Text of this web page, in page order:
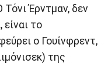
Έρντμαν, δεν
το
ο Γουίνφρεντ,
της